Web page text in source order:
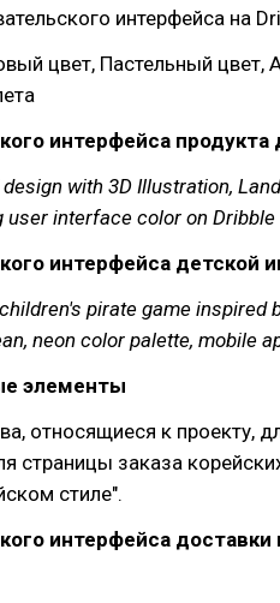
интерфейса на
цвет, Пастельный цвет,
интерфейса продукта
design with 3D Illustration,
user interface color on Dribble
интерфейса детской
pirate game inspired
neon color palette, mobile
элементы
относящиеся к проекту,
страницы заказа
стиле".
интерфейса доставки